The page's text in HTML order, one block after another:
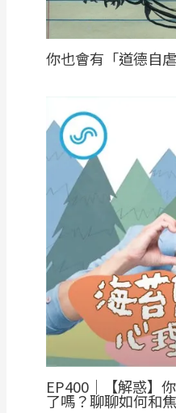
你也會有「道德自
EP400｜【解惑】
了嗎？聊聊如何和